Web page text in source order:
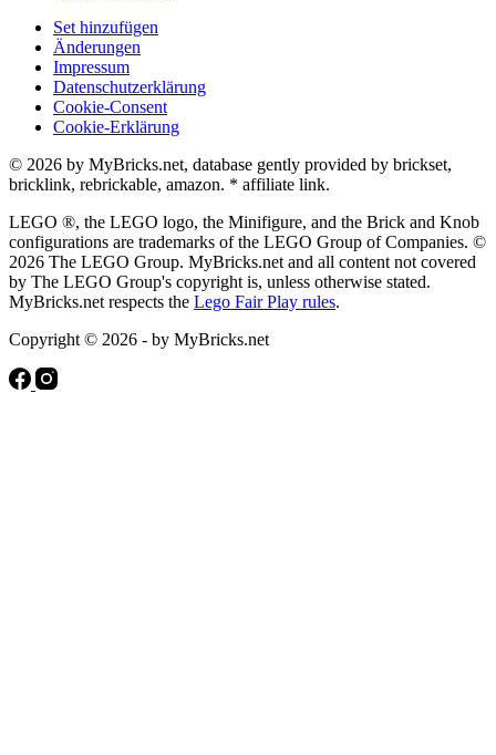
Set hinzufügen
Änderungen
Impressum
Datenschutzerklärung
Cookie-Consent
Cookie-Erklärung
© 2026 by MyBricks.net, database gently provided by brickset,
bricklink, rebrickable, amazon. * affiliate link.
LEGO ®, the LEGO logo, the Minifigure, and the Brick and Knob
configurations are trademarks of the LEGO Group of Companies. ©
2026 The LEGO Group. MyBricks.net and all content not covered
by The LEGO Group's copyright is, unless otherwise stated.
MyBricks.net respects the Lego Fair Play rules.
Copyright © 2026 - by MyBricks.net